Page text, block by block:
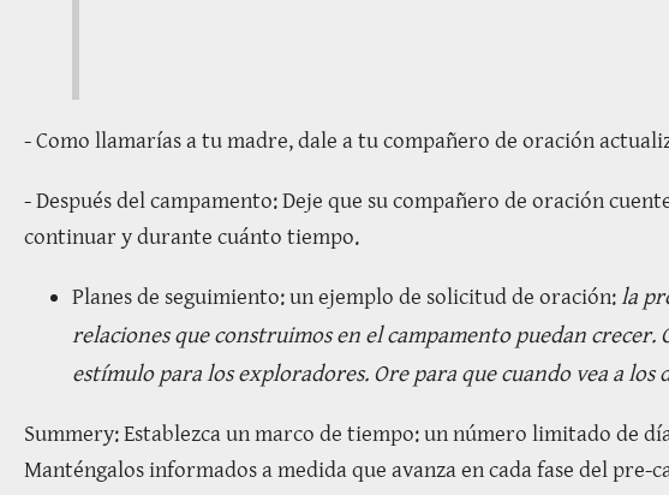
- Como llamarías a tu madre, dale a tu compañero de oración
- Después del campamento: Deje que su compañero de oración
continuar y durante cuánto tiempo.
Planes de seguimiento: un ejemplo de solicitud de oración:la
relaciones que construimos en el campamento puedan
estímulo para los exploradores. Ore para que cuando vea a
Summery: Establezca un marco de tiempo: un número limitado de
Manténgalos informados a medida que avanza en cada fase del